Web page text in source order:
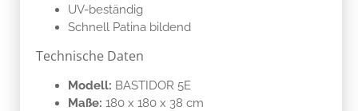
UV-beständig
Schnell Patina bildend
Technische Daten
Modell: BASTIDOR 5E
Maße: 180 x 180 x 38 cm